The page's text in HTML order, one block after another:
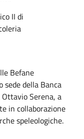
II di
Befane
sede della Banca
Serena, a
in collaborazione
speleologiche.